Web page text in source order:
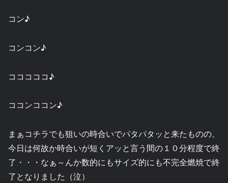
コン♪
コンコン♪
コココココ♪
ココンココン♪
まぁコチラでも狙いの時合いでパタパタッと来たものの、
今日は何故か時合いが短くアッと言う間の１０分程度で終
了・・・なぁ～んか数的にもサイズ的にも不完全燃焼で終
了となりました（泣）